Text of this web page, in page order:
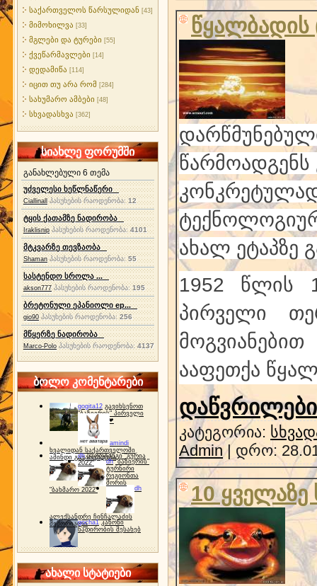
საქართველოს წარსულიდან [43]
მიმოხილვა [33]
მგლები და ტურები [55]
ქვეწარმავლები [14]
დედამიწა [114]
იცით თუ არა რომ [284]
სახუმარო ამბები [48]
სხვადასხვა [362]
სიახლე ფორუმში
განახლებული 6 თემა
უძველესი ხეწლნაწერი
Ciallinall პასუხების რაოდენობა:12
ტყის ქათამზე ნადირობა
Iraklisnip პასუხების რაოდენობა: 4101
მტკვარზე თევზაობა
Shaman პასუხების რაოდენობა:55
სასტენდო სროლა ...
akson777 პასუხების რაოდენობა:195
ბრეტონული ეპანიოლი ep...
gio90 პასუხების რაოდენობა:256
მწყერზე ნადირობა
Marco-Polo პასუხების რაოდენობა:4137
ბოლო კომენტარები
gogita12 გავიხსენოთ
"ბაზიერის" პირველი
ტურნირი ❤
amindi
ხვალიდან საქართველოში
ამინდი გაუარესდება
dh სპორტინგი "გურია
2022"
dh "ბაზიერის"
ტურნირი
რეგიონთა
შორის
"ბახმარო 2022"
dh
ალექსანდრე ჩინჩალაძის
მემორიალიgocha1 კანონი
ნადირობის შესახებ
ახალი სტატიები
ახალ ეტაპზე
1952 წლის
პირველი
ააფეთქა
კატეგორია:
Admin| დრო:
10 ყველაზე